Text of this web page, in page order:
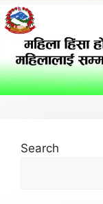
Search